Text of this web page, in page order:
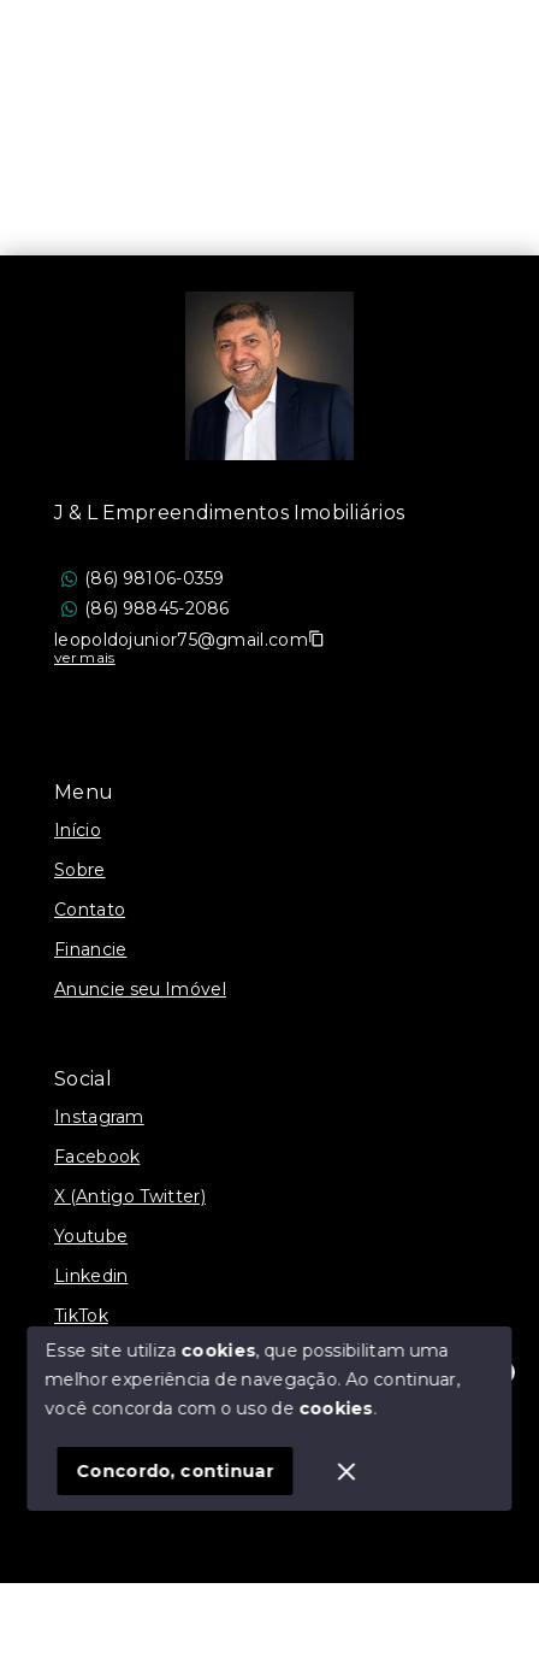
Olá! Estamos disponíveis para te ajudar.
Menu
Início
Sobre
Contato
Financie
Anuncie seu Imóvel
Social
Instagram
Facebook
X (Antigo Twitter)
Youtube
Linkedin
TikTok
© Copyright 2026 - J & L Empreendimentos
SITE PARA IMOBILIARIA
J & L Empreendimentos Imobiliários
(86) 98106-0359
(86) 98845-2086
leopoldojunior75@gmail.com
ver mais
Esse site utiliza cookies, que possibilitam uma
melhor experiência de navegação.Ao continuar,
você concorda com o uso de cookies.
Concordo, continuar